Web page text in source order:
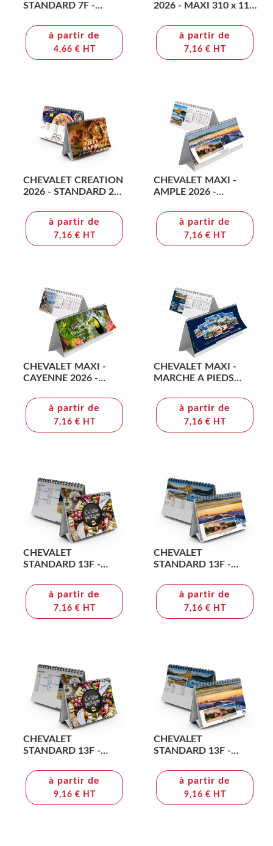
STANDARD 7F -
QUADRI
à partir de
4,66 € HT
2026 - MAXI 310 x 110
IMPRESSION RECTO
VERSO - PAPIER 170g -
RELIURE SPIRALE
à partir de
7,16 € HT
CHEVALET CREATION
2026 - STANDARD 210
FEUILLETS -
IMPRESSION RECTO
VERSO - PAPIER 170g -
à partir de
7,16 € HT
CHEVALET MAXI -
AMPLE 2026 -
à partir de
7,16 € HT
CHEVALET MAXI -
CAYENNE 2026 -
à partir de
7,16 € HT
CHEVALET MAXI -
MARCHE A PIEDS
à partir de
7,16 € HT
CHEVALET
STANDARD 13F -
QUADRI
à partir de
7,16 € HT
CHEVALET
STANDARD 13F -
QUADRI
à partir de
7,16 € HT
CHEVALET
STANDARD 13F -
QUADRI - AVEC
PLAQUE FEUILLETS
REPOSITIONNABLES
à partir de
9,16 € HT
CHEVALET
STANDARD 13F -
QUADRI - AVEC
PLAQUE FEUILLETS
REPOSITIONNABLES
à partir de
9,16 € HT